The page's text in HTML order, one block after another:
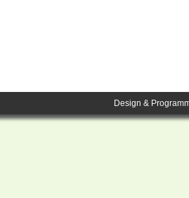
Design &